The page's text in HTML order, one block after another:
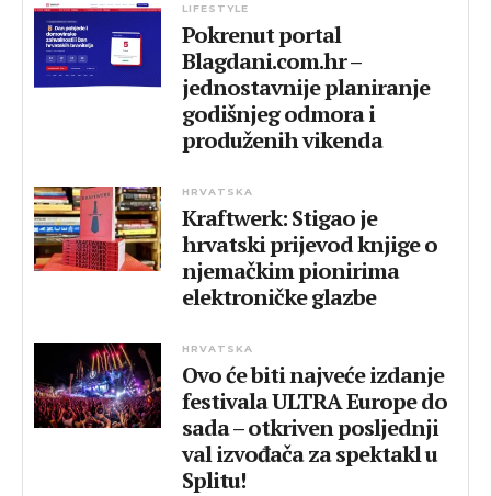
LIFESTYLE
Pokrenut portal
Blagdani.com.hr –
jednostavnije planiranje
godišnjeg odmora i
produženih vikenda
HRVATSKA
Kraftwerk: Stigao je
hrvatski prijevod knjige o
njemačkim pionirima
elektroničke glazbe
HRVATSKA
Ovo će biti najveće izdanje
festivala ULTRA Europe do
sada – otkriven posljednji
val izvođača za spektakl u
Splitu!